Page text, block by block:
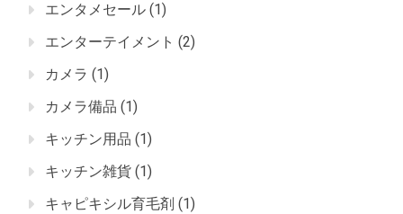
エンタメセール (1)
エンターテイメント (2)
カメラ (1)
カメラ備品 (1)
キッチン用品 (1)
キッチン雑貨 (1)
キャピキシル育毛剤 (1)